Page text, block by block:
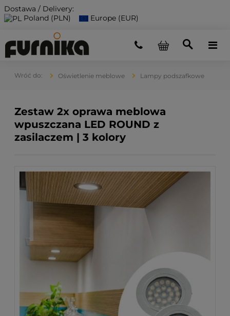
Dostawa / Delivery:
Poland (PLN)
Europe (EUR)
Oświetlenie meblowe Lampy podszafkowe
Zestaw 2x oprawa meblowa
wpuszczana LED ROUND z
zasilaczem | 3 kolory